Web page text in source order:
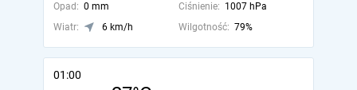
Opad: 0 mm Ciśnienie: 1007 hPa
Wiatr:
6 km/h Wilgotność: 79%
01:00